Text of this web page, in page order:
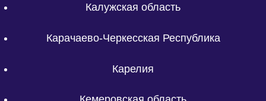
Калужская область
Карачаево-Черкесская Республика
Карелия